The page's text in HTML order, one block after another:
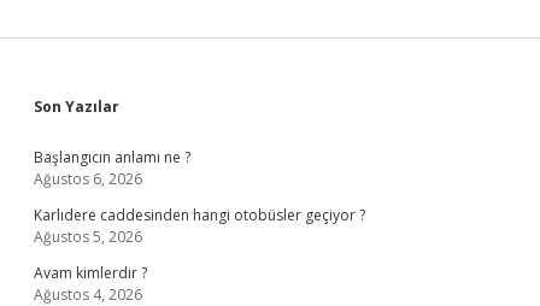
Sidebar
Son Yazılar
Başlangıcın anlamı ne ?
Ağustos 6, 2026
Karlıdere caddesinden hangi otobüsler geçiyor ?
Ağustos 5, 2026
Avam kimlerdir ?
Ağustos 4, 2026